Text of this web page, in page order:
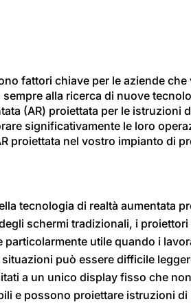
fattori chiave per le aziende
alla ricerca di nuove
(AR) proiettata per le
significativamente le loro
proiettata nel vostro impianto di
tecnologia di realtà aumentata
schermi tradizionali, i
utile quando i
può essere difficile
a un unico display fisso che
e possono proiettare istruzioni